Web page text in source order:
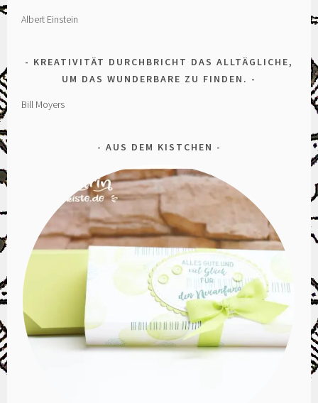
Albert Einstein
KREATIVITÄT DURCHBRICHT DAS ALLTÄGLICHE,
UM DAS WUNDERBARE ZU FINDEN.
Bill Moyers
AUS DEM KISTCHEN